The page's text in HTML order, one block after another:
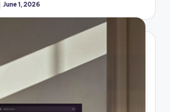
June 1, 2026